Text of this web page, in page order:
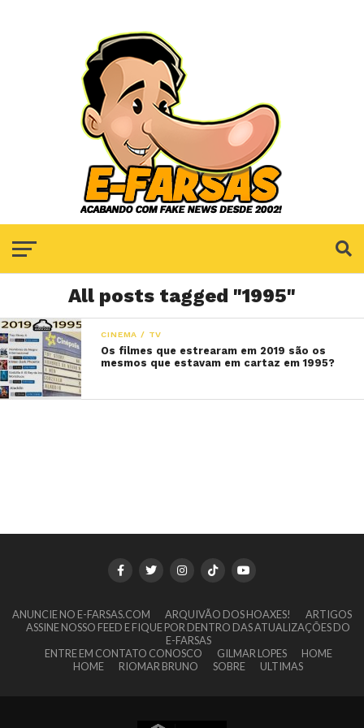
All posts tagged "1995"
CINEMA / TV
Os filmes que estrearam em 2019 são os
mesmos que estavam em cartaz em 1995?
ANUNCIE NO E-FARSAS.COM ARQUIVÃO DOS HOAXES!
ARTIGOS
ASSINE NOSSO FEED E FIQUE POR DENTRO DAS ATUALIZAÇÕES DO
E-FARSAS
ENTRE EM CONTATO CONOSCO
GILMAR LOPES
HOME
HOME
RIOMAR BRUNO SOBRE ULTIMAS